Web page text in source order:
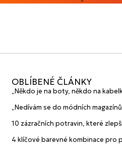
OBLÍBENÉ ČLÁNKY
„Někdo je na boty, někdo na
značky HANAJANA Swimwear
„Nedívám se do módních
10 zázračních potravin, které
4 klíčové barevné kombinace pro